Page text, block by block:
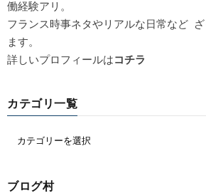
働経験アリ。
フランス時事ネタやリアルな日常など
ます。
詳しいプロフィールはコチラ
カテゴリ一覧
ブログ村